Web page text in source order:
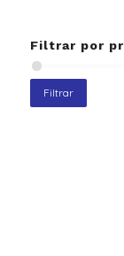
Filtrar por
Filtrar